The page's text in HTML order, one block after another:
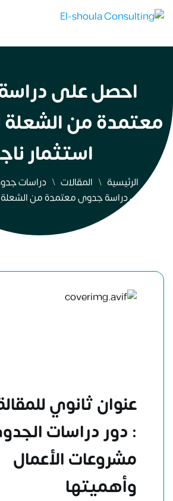
احصل على
معتمدة من الشعلة
استثمار
الرئيسية المقالات
دراسات
احصل على دراسة جدوى معتمدة من الشعلة
عنوان ثانوي
: دور دراسات
مشروعات الأعمال
وأهميتها